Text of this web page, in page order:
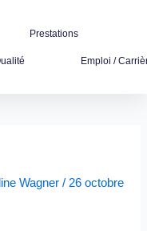
Prestations
Emploi /
Wagner/ 26 octobre